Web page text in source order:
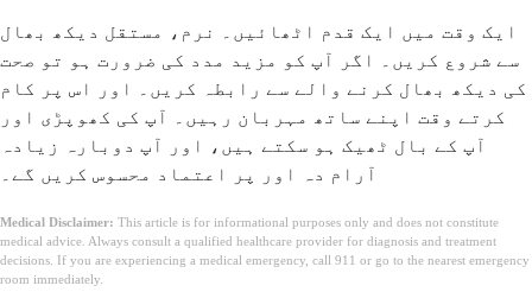
ایک وقت میں ایک قدم اٹھائیں۔ نرم، مستقل دیکھ بھال
سے شروع کریں۔ اگر آپ کو مزید مدد کی ضرورت ہو تو صحت
کی دیکھ بھال کرنے والے سے رابطہ کریں۔ اور اس پر کام
کرتے وقت اپنے ساتھ مہربان رہیں۔ آپ کی کھوپڑی اور
آپ کے بال ٹھیک ہو سکتے ہیں، اور آپ دوبارہ زیادہ
آرام دہ اور پر اعتماد محسوس کریں گے۔
Medical Disclaimer: This article is for informational purposes only and does not constitute
medical advice. Always consult a qualified healthcare provider for diagnosis and treatment
decisions. If you are experiencing a medical emergency, call 911 or go to the nearest emergency
room immediately.